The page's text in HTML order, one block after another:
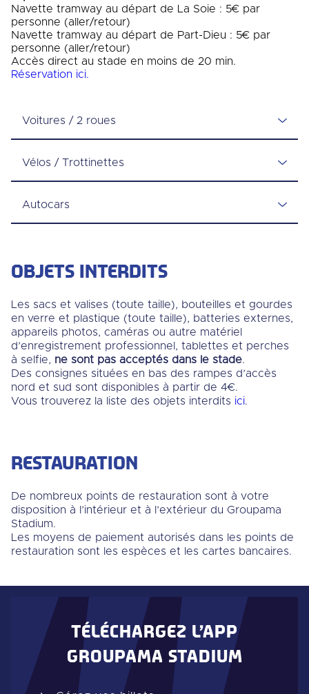
Navette tramway au départ de La Soie : 5€ par
personne (aller/retour)
Navette tramway au départ de Part-Dieu : 5€ par
personne (aller/retour)
Accès direct au stade en moins de 20 min.
Réservation ici.
Voitures / 2 roues
Vélos / Trottinettes
Autocars
OBJETS INTERDITS
Les sacs et valises (toute taille), bouteilles et gourdes
en verre et plastique (toute taille), batteries externes,
appareils photos, caméras ou autre matériel
d’enregistrement professionnel, tablettes et perches
à selfie, ne sont pas acceptés dans le stade.
Des consignes situées en bas des rampes d’accès
nord et sud sont disponibles à partir de 4€.
Vous trouverez la liste des objets interdits ici.
RESTAURATION
De nombreux points de restauration sont à votre
disposition à l’intérieur et à l’extérieur du Groupama
Stadium.
Les moyens de paiement autorisés dans les points de
restauration sont les espèces et les cartes bancaires.
TÉLÉCHARGEZ L’APP
GROUPAMA STADIUM